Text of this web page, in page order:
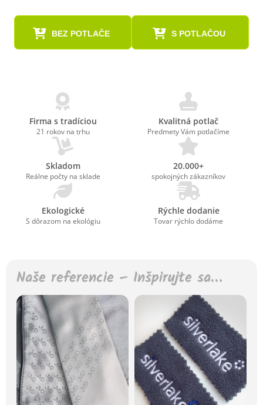
BEZ POTLAČE S POTLAČOU
Firma s tradíciou
21 rokov na trhu
Kvalitná potlač
Predmety Vám potlačíme
Skladom
Reálne počty na sklade
20.000+
spokojných zákazníkov
Ekologické
S dôrazom na ekológiu
Rýchle dodanie
Tovar rýchlo dodáme
Naše referencie – Inšpirujte sa…